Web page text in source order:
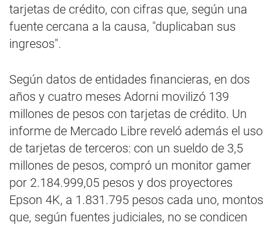
tarjetas de crédito, con cifras que, según una
fuente cercana a la causa, "duplicaban sus
ingresos".
Según datos de entidades financieras, en dos
años y cuatro meses Adorni movilizó 139
millones de pesos con tarjetas de crédito. Un
informe de Mercado Libre reveló además el uso
de tarjetas de terceros: con un sueldo de 3,5
millones de pesos, compró un monitor gamer
por 2.184.999,05 pesos y dos proyectores
Epson 4K, a 1.831.795 pesos cada uno, montos
que, según fuentes judiciales, no se condicen